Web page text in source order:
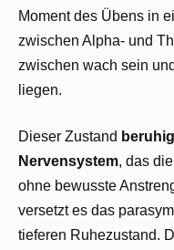
Moment des Übens in
zwischen Alpha- und
zwischen wach sein
liegen.
Dieser Zustand
Nervensystem, das
ohne bewusste
versetzt es das
tieferen Ruhezustand.